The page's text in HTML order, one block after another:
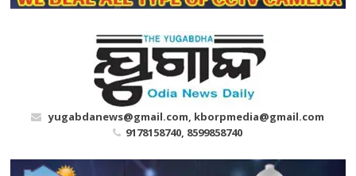
yugabdanews@gmail.com, kborpmedia@gmail.com
9178158740, 8599858740